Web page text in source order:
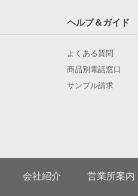
ヘルプ＆ガイド
よくある質問
商品別電話窓口
サンプル請求
会社紹介 営業所案内